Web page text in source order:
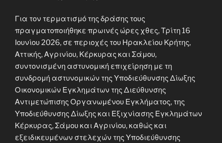
Για τον τερματισμό της δράσης τους
πραγματοποιήθηκε πρωινές ώρες χθες, Τρίτη 16
Ιουνίου 2026, σε περιοχές του Ηρακλείου Κρήτης,
Αττικής, Αγρινίου, Κέρκυρας και Σάμου,
συντονισμένη αστυνομική επιχείρηση με τη
συνδρομή αστυνομικών της Υποδιεύθυνσης Δίωξης
Οικονομικών Εγκλημάτων της Διεύθυνσης
Αντιμετώπισης Οργανωμένου Εγκλήματος, της
Υποδιεύθυνσης Δίωξης και Εξιχνίασης Εγκλημάτων
Κέρκυρας, Σάμου και Αγρινίου, καθώς και
εξειδικευμένων στελεχών της Υποδιεύθυνσης